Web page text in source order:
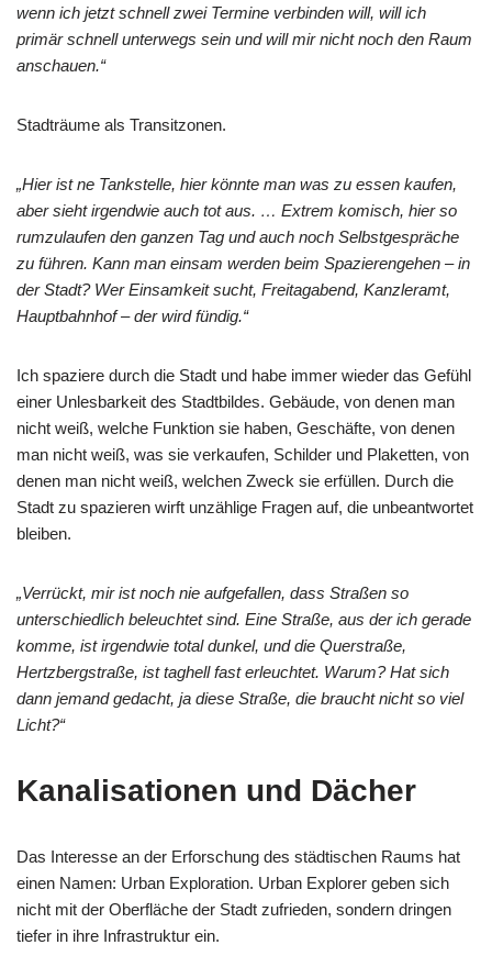
wenn ich jetzt schnell zwei Termine verbinden will, will ich
primär schnell unterwegs sein und will mir nicht noch den Raum
anschauen.“
Stadträume als Transitzonen.
„Hier ist ne Tankstelle, hier könnte man was zu essen kaufen,
aber sieht irgendwie auch tot aus. … Extrem komisch, hier so
rumzulaufen den ganzen Tag und auch noch Selbstgespräche
zu führen. Kann man einsam werden beim Spazierengehen – in
der Stadt? Wer Einsamkeit sucht, Freitagabend, Kanzleramt,
Hauptbahnhof – der wird fündig.“
Ich spaziere durch die Stadt und habe immer wieder das Gefühl
einer Unlesbarkeit des Stadtbildes. Gebäude, von denen man
nicht weiß, welche Funktion sie haben, Geschäfte, von denen
man nicht weiß, was sie verkaufen, Schilder und Plaketten, von
denen man nicht weiß, welchen Zweck sie erfüllen. Durch die
Stadt zu spazieren wirft unzählige Fragen auf, die unbeantwortet
bleiben.
„Verrückt, mir ist noch nie aufgefallen, dass Straßen so
unterschiedlich beleuchtet sind. Eine Straße, aus der ich gerade
komme, ist irgendwie total dunkel, und die Querstraße,
Hertzbergstraße, ist taghell fast erleuchtet. Warum? Hat sich
dann jemand gedacht, ja diese Straße, die braucht nicht so viel
Licht?“
Kanalisationen und Dächer
Das Interesse an der Erforschung des städtischen Raums hat
einen Namen: Urban Exploration. Urban Explorer geben sich
nicht mit der Oberfläche der Stadt zufrieden, sondern dringen
tiefer in ihre Infrastruktur ein.